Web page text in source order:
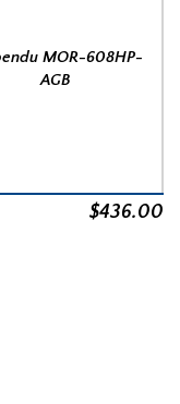
MOR-608HP-
AGB
$436.00